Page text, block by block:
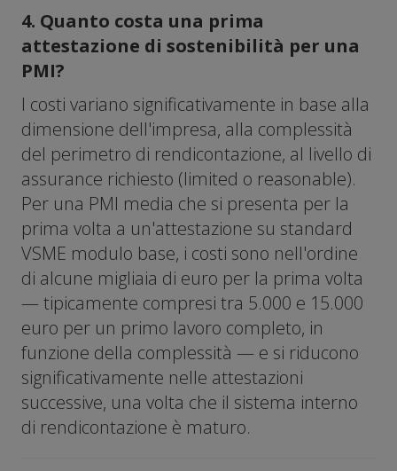
4. Quanto costa una prima
attestazione di sostenibilità per una
PMI?
I costi variano significativamente in base alla
dimensione dell'impresa, alla complessità
del perimetro di rendicontazione, al livello di
assurance richiesto (limited o reasonable).
Per una PMI media che si presenta per la
prima volta a un'attestazione su standard
VSME modulo base, i costi sono nell'ordine
di alcune migliaia di euro per la prima volta
— tipicamente compresi tra 5.000 e 15.000
euro per un primo lavoro completo, in
funzione della complessità — e si riducono
significativamente nelle attestazioni
successive, una volta che il sistema interno
di rendicontazione è maturo.